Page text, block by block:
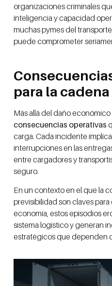
organizaciones criminales
inteligencia y capacidad
muchas pymes del
puede comprometer
para la
Más allá del daño
consecuencias operativas
carga. Cada incidente
interrupciones en las
entre cargadores y
seguro.
En un contexto en el que la
previsibilidad son claves
economía, estos episodios
sistema logístico y generan
estratégicos que dependen